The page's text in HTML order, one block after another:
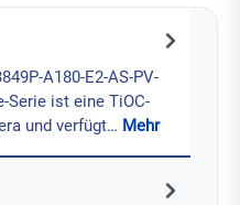
A180-E2-AS-PV-
Serie ist eine TiOC-
und verfügt… Mehr